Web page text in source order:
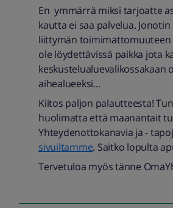
En ymmärrä miksi tarjoatte
kautta ei saa palvelua.
liittymän toimimattomuuteen
ole löydettävissä paikka jota
keskustelualuevalikossakaan
aihealueeksi...
Kiitos paljon palautteesta!
huolimatta että maanantait
Yhteydenottokanavia ja -
sivuiltamme. Saitko lopulta
Tervetuloa myös tänne